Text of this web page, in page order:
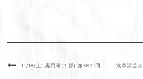
11/18(土) 黒門亭(１部) 第3821回 浅草演芸